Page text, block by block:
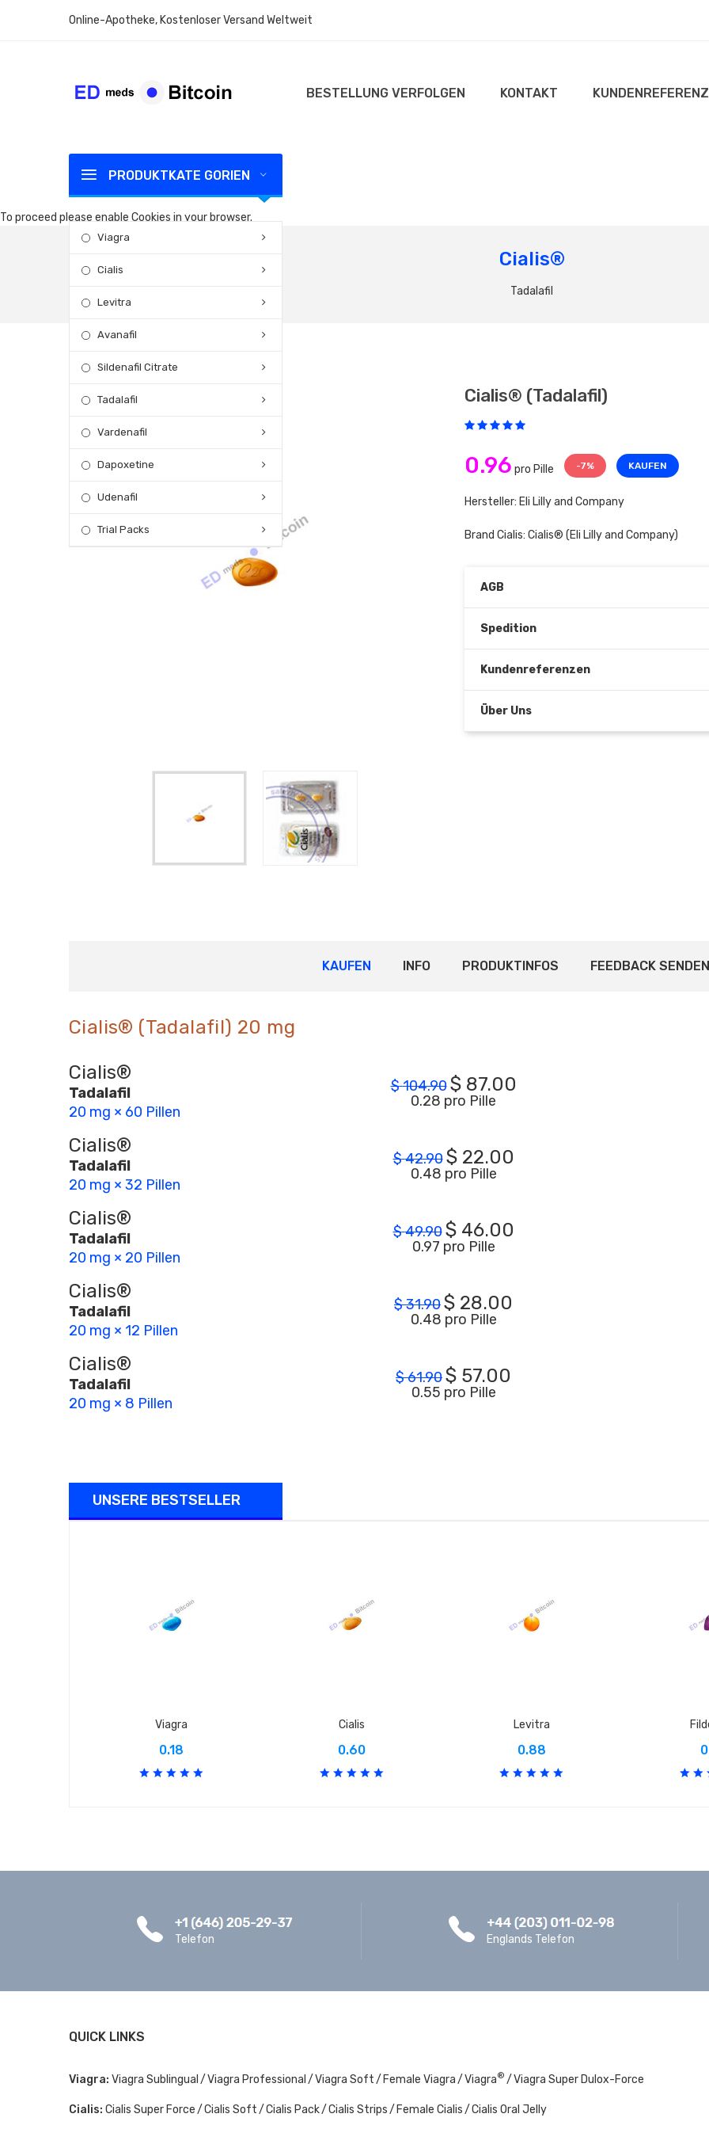
Online-Apotheke, Kostenloser Versand Weltweit
BESTELLUNG VERFOLGEN KONTAKT
PRODUKTKATE GORIEN
Viagra
Cialis
Levitra
Avanafil
Sildenafil Citrate
Tadalafil
Vardenafil
Dapoxetine
Udenafil
Trial Packs
To proceed please enable Cookies in your browser.
Cialis®
Tadalafil
Cialis® (tadalafil)
0.96 pro Pille -7% KAUFEN
Hersteller: Eli Lilly and Company
Brand Cialis: Cialis® (Eli Lilly and Company)
AGB
Spedition
Kundenreferenzen
Über Uns
KAUFEN INFO PRODUKTINFOS FEEDBACK SENDEN
Cialis® (Tadalafil) 20 mg
Cialis®
Tadalafil
20 mg × 60 Pillen
$104.90 $ 87.00
0.28 pro Pille
Cialis®
Tadalafil
20 mg × 32 Pillen
$42.90 $ 22.00
0.48 pro Pille
Cialis®
Tadalafil
20 mg × 20 Pillen
$49.90 $ 46.00
0.97 pro Pille
Cialis®
Tadalafil
20 mg × 12 Pillen
$31.90$ 28.00
0.48 pro Pille
Cialis®
Tadalafil
20 mg × 8 Pillen
$61.90$ 57.00
0.55 pro Pille
UNSERE BESTSELLER
Viagra
0.18
Cialis
0.60
Levitra
0.88
Telefon Englands Telefon
QUICK LINKS
Viagra: Viagra Sublingual Viagra Professional Viagra Soft Female Viagra Viagra® Viagra Super Dulox-Force
Cialis: Cialis Super Force Cialis Soft Cialis Pack Cialis Strips Female Cialis Cialis Oral Jelly